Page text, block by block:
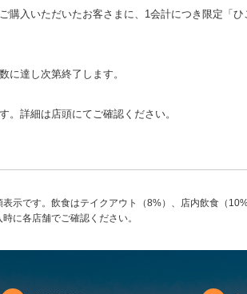
入いただいたお客さまに、1会計につき限定「ひ
に達し次第終了します。
詳細は店頭にてご確認ください。
示です。飲食はテイクアウト（8%）、店内飲食（
に各店舗でご確認ください。